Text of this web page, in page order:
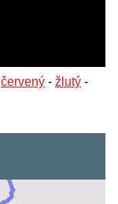
červený - žlutý -